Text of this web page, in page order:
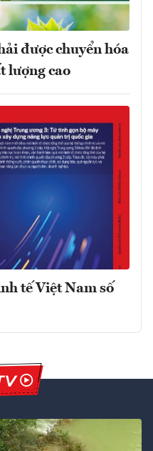
được chuyển hóa
lượng cao
tế Việt Nam số